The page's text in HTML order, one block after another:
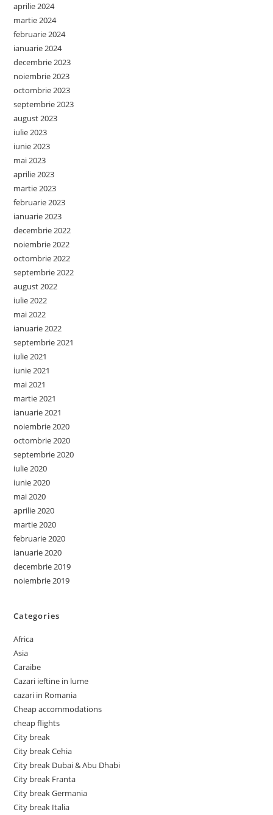
aprilie 2024
martie 2024
februarie 2024
ianuarie 2024
decembrie 2023
noiembrie 2023
octombrie 2023
septembrie 2023
august 2023
iulie 2023
iunie 2023
mai 2023
aprilie 2023
martie 2023
februarie 2023
ianuarie 2023
decembrie 2022
noiembrie 2022
octombrie 2022
septembrie 2022
august 2022
iulie 2022
mai 2022
ianuarie 2022
septembrie 2021
iulie 2021
iunie 2021
mai 2021
martie 2021
ianuarie 2021
noiembrie 2020
octombrie 2020
septembrie 2020
iulie 2020
iunie 2020
mai 2020
aprilie 2020
martie 2020
februarie 2020
ianuarie 2020
decembrie 2019
noiembrie 2019
Categories
Africa
Asia
Caraibe
Cazari ieftine in lume
cazari in Romania
Cheap accommodations
cheap flights
City break
City break Cehia
City break Dubai & Abu Dhabi
City break Franta
City break Germania
City break Italia